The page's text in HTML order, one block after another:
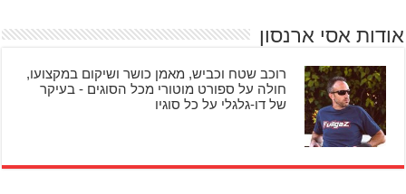
אודות אסי ארנסון
רוכב שטח וכביש, מאמן כושר ושיקום במקצועו,
חולה על ספורט מוטורי מכל הסוגים - בעיקר
של דו-גלגלי על כל סוגיו